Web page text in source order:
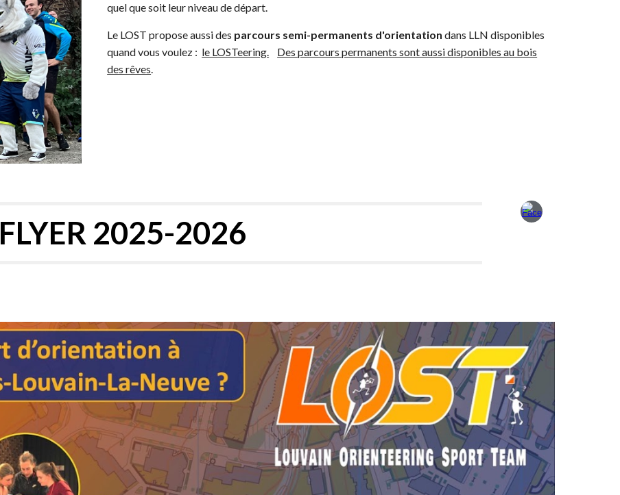
quel que soit leur niveau de départ.
Le LOST propose aussi des parcours semi-permanents d'orientation dans LLN disponibles
quand vous voulez : le LOSTeering.
Des parcours permanents sont aussi disponibles au bois
des rêves.
FLYER 2025-2026